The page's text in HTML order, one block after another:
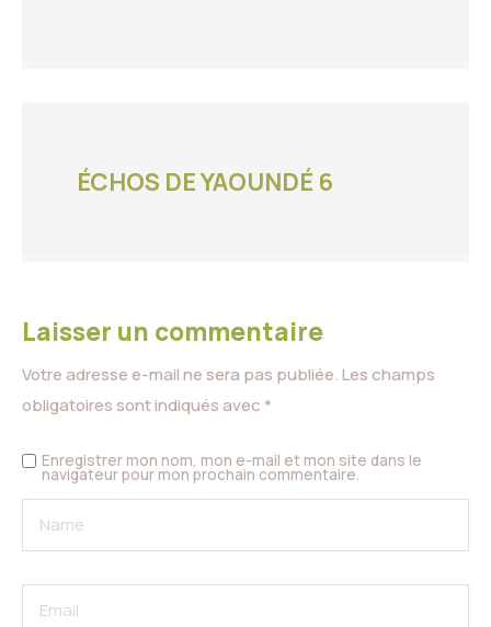
ÉCHOS DE YAOUNDÉ 6
Laisser un commentaire
Votre adresse e-mail ne sera pas publiée.Les champs
obligatoires sont indiqués avec *
Enregistrer mon nom, mon e-mail et mon site dans le
navigateur pour mon prochain commentaire.